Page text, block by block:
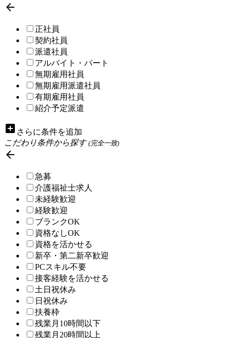

正社員
契約社員
派遣社員
アルバイト・パート
無期雇用社員
無期雇用派遣社員
有期雇用社員
紹介予定派遣
add_box さらに条件を追加
こだわり条件から探す(完全一致)

急募
介護福祉士求人
未経験歓迎
経験歓迎
ブランクOK
資格なしOK
資格を活かせる
新卒・第二新卒歓迎
PCスキル不要
接客経験を活かせる
土日祝休み
日祝休み
扶養枠
残業月10時間以下
残業月20時間以上